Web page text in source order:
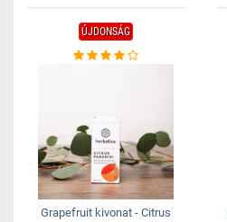
ÚJDONSÁG
Grapefruit kivonat - Citrus